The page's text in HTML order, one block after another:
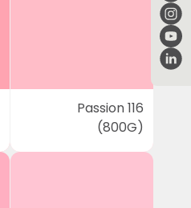
Passion 116
(800G)